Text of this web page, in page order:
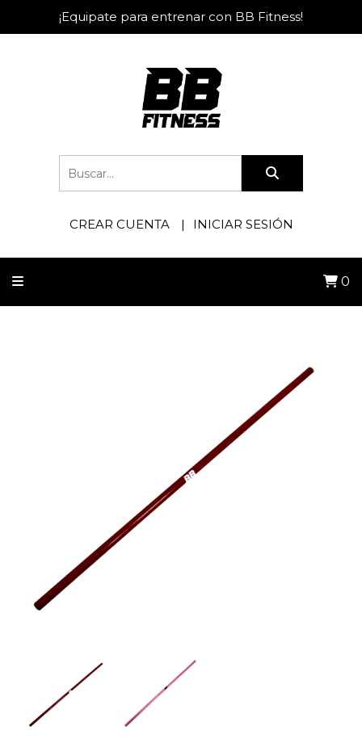
¡Equipate para entrenar con BB Fitness!
CREAR CUENTA INICIAR SESIÓN
0